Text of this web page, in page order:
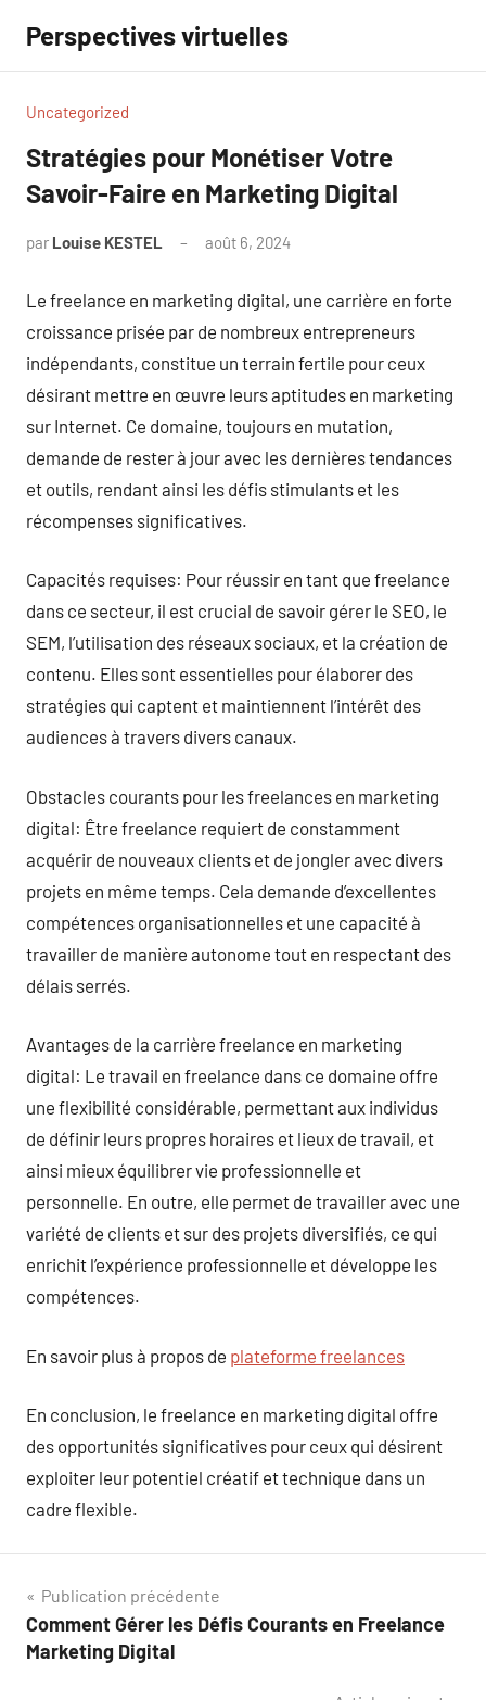
contenu
Perspectives virtuelles
Uncategorized
Stratégies pour Monétiser Votre
Savoir-Faire en Marketing Digital
par Louise KESTEL août 6, 2024
Le freelance en marketing digital, une carrière en forte
croissance prisée par de nombreux entrepreneurs
indépendants, constitue un terrain fertile pour ceux
désirant mettre en œuvre leurs aptitudes en marketing
sur Internet. Ce domaine, toujours en mutation,
demande de rester à jour avec les dernières tendances
et outils, rendant ainsi les défis stimulants et les
récompenses significatives.
Capacités requises: Pour réussir en tant que freelance
dans ce secteur, il est crucial de savoir gérer le SEO, le
SEM, l’utilisation des réseaux sociaux, et la création de
contenu. Elles sont essentielles pour élaborer des
stratégies qui captent et maintiennent l’intérêt des
audiences à travers divers canaux.
Obstacles courants pour les freelances en marketing
digital: Être freelance requiert de constamment
acquérir de nouveaux clients et de jongler avec divers
projets en même temps. Cela demande d’excellentes
compétences organisationnelles et une capacité à
travailler de manière autonome tout en respectant des
délais serrés.
Avantages de la carrière freelance en marketing
digital: Le travail en freelance dans ce domaine offre
une flexibilité considérable, permettant aux individus
de définir leurs propres horaires et lieux de travail, et
ainsi mieux équilibrer vie professionnelle et
personnelle. En outre, elle permet de travailler avec une
variété de clients et sur des projets diversifiés, ce qui
enrichit l’expérience professionnelle et développe les
compétences.
En savoir plus à propos de plateforme freelances
En conclusion, le freelance en marketing digital offre
des opportunités significatives pour ceux qui désirent
exploiter leur potentiel créatif et technique dans un
cadre flexible.
Navigation
de
Publication précédente
Comment Gérer les Défis Courants en Freelance
Marketing Digital